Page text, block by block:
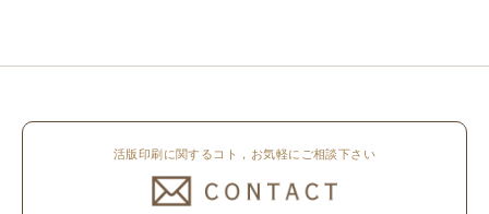
活版印刷に関するコト，お気軽にご相談下さい